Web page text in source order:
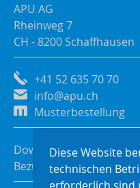
APU AG
Rheinweg 7
CH - 8200 Schaffhausen
+41 52 635 70 70
info@apu.ch
Musterbestellung
Downloads
Bezugsquellen
Diese Website
technischen